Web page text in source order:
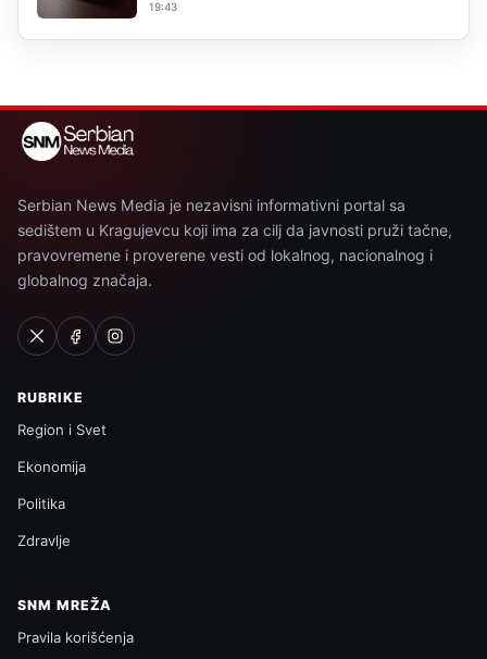
19:43
Serbian News Media je nezavisni informativni portal sa
sedištem u Kragujevcu koji ima za cilj da javnosti pruži tačne,
pravovremene i proverene vesti od lokalnog, nacionalnog i
globalnog značaja.
RUBRIKE
Region i Svet
Ekonomija
Politika
Zdravlje
SNM MREŽA
Pravila korišćenja